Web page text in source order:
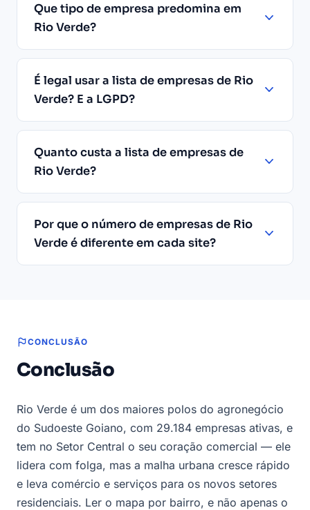
Que tipo de empresa predomina em
Rio Verde?
É legal usar a lista de empresas de Rio
Verde? E a LGPD?
Quanto custa a lista de empresas de
Rio Verde?
Por que o número de empresas de Rio
Verde é diferente em cada site?
CONCLUSÃO
Conclusão
Rio Verde é um dos maiores polos do agronegócio
do Sudoeste Goiano, com 29.184 empresas ativas, e
tem no Setor Central o seu coração comercial — ele
lidera com folga, mas a malha urbana cresce rápido
e leva comércio e serviços para os novos setores
residenciais. Ler o mapa por bairro, e não apenas o